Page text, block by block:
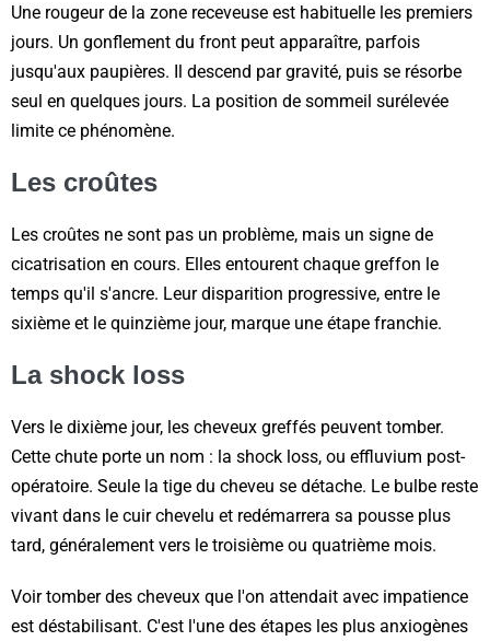
Une rougeur de la zone receveuse est habituelle les premiers
jours. Un gonflement du front peut apparaître, parfois
jusqu'aux paupières. Il descend par gravité, puis se résorbe
seul en quelques jours. La position de sommeil surélevée
limite ce phénomène.
Les croûtes
Les croûtes ne sont pas un problème, mais un signe de
cicatrisation en cours. Elles entourent chaque greffon le
temps qu'il s'ancre. Leur disparition progressive, entre le
sixième et le quinzième jour, marque une étape franchie.
La shock loss
Vers le dixième jour, les cheveux greffés peuvent tomber.
Cette chute porte un nom : la shock loss, ou effluvium post-
opératoire. Seule la tige du cheveu se détache. Le bulbe reste
vivant dans le cuir chevelu et redémarrera sa pousse plus
tard, généralement vers le troisième ou quatrième mois.
Voir tomber des cheveux que l'on attendait avec impatience
est déstabilisant. C'est l'une des étapes les plus anxiogènes